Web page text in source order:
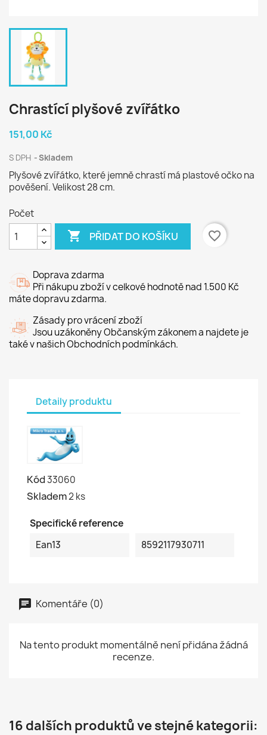
Chrastící plyšové zvířátko
151,00 Kč
S DPH Skladem
Plyšové zvířátko, které jemně chrastí má plastové očko na
pověšení. Velikost 28 cm.
Počet
 PŘIDAT DO KOŠÍKU favorite_border
Doprava zdarma
Při nákupu zboží v celkové hodnotě nad 1.500 Kč
máte dopravu zdarma.
Zásady pro vrácení zboží
Jsou uzákoněny Občanským zákonem a najdete je
také v našich Obchodních podmínkách.
Detaily produktu
Kód33060
Skladem2 ks
Specifické reference
Ean13
8592117930711
Komentáře (0)
Na tento produkt momentálně není přidána žádná
recenze.
16 dalších produktů ve stejné kategorii: